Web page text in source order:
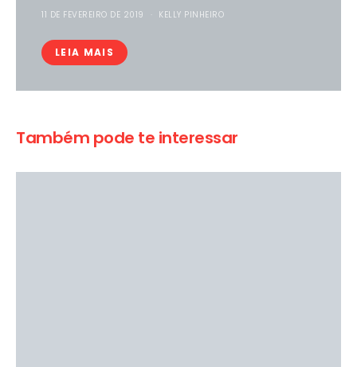
11 DE FEVEREIRO DE 2019 KELLY PINHEIRO
LEIA MAIS
Também pode te interessar